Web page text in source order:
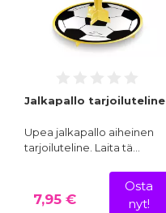
Jalkapallo tarjoiluteline
Upea jalkapallo aiheinen
tarjoiluteline. Laita tä…
7,95 €
Osta
nyt!